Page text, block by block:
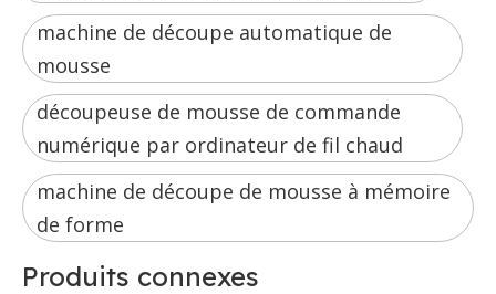
machine de découpe automatique de
mousse
découpeuse de mousse de commande
numérique par ordinateur de fil chaud
machine de découpe de mousse à mémoire
de forme
Produits connexes